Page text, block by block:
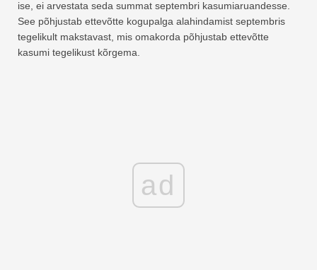
ise, ei arvestata seda summat septembri kasumiaruandesse.
See põhjustab ettevõtte kogupalga alahindamist septembris
tegelikult makstavast, mis omakorda põhjustab ettevõtte
kasumi tegelikust kõrgema.
ad